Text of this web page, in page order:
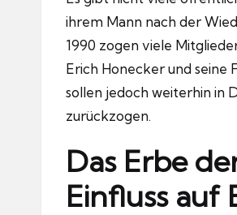
ihrem Mann nach der
1990 zogen viele
Erich Honecker und seine
sollen jedoch weiterhin in
zurückzogen.
Das Erbe
Einfluss auf